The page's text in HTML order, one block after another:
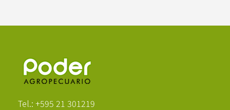
Tel.: +595 21 301219